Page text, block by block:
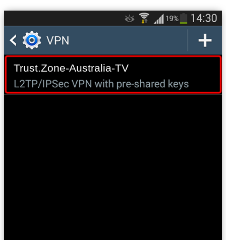
Trust.Zone-Australia-TV